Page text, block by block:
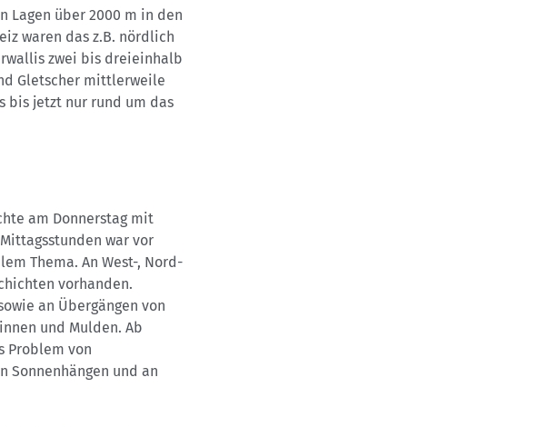
Lagen über 2000 m in den
waren das z.B. nördlich
zwei bis dreieinhalb
Gletscher mittlerweile
bis jetzt nur rund um das
am Donnerstag mit
war vor
Thema. An West-, Nord-
vorhanden.
an Übergängen von
und Mulden. Ab
Problem von
Sonnenhängen und an